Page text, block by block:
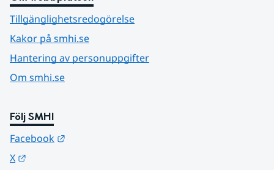
Tillgänglighetsredogörelse
Kakor på smhi.se
Hantering av personuppgifter
Om smhi.se
Följ SMHI
Facebook
X